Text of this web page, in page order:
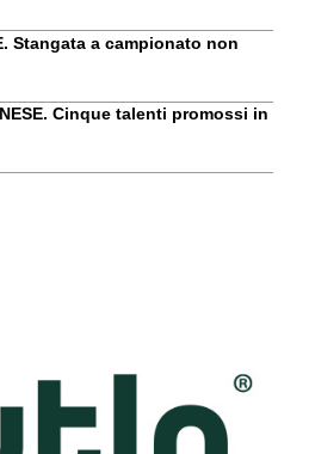
Stangata a campionato non
Cinque talenti promossi in